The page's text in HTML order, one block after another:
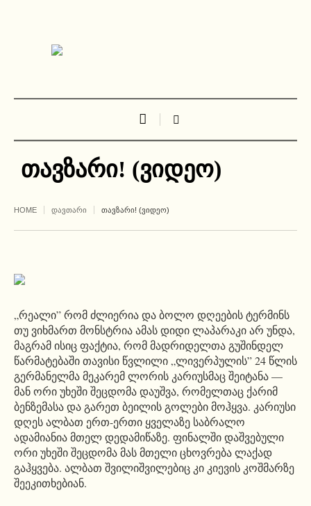
თავზარი! (ვიდეო)
HOME ᲓᲐᲕᲗᲐᲠᲘ ᲗᲐᲕᲖᲐᲠᲘ! (ᲕᲘᲓᲔᲝ)
„რეალი” რომ ძლიერია და ბოლო დღეების ტერმინს
თუ ვიხმართ მონსტრია ამას დიდი ლაპარაკი არ უნდა,
მაგრამ ისიც ფაქტია, რომ მადრიდელთა გუშინდელ
წარმატებაში თავისი წვლილი „ლივერპულის” 24 წლის
გერმანელმა მეკარემ ლორის კარიუსმაც შეიტანა —
მან ორი უხეში შეცდომა დაუშვა, რომელთაც ქარიმ
ბენზემასა და გარეთ ბეილის გოლები მოჰყვა. კარიუსი
დღეს ალბათ ერთ-ერთი ყველაზე საბრალო
ადამიანია მთელ დედამიწაზე. ფინალში დაშვებული
ორი უხეში შეცდომა მას მთელი ცხოვრება ლაქად
გაჰყვება. ალბათ შვილიშვილებიც კი კიევის კოშმარზე
შეეკითხებიან.